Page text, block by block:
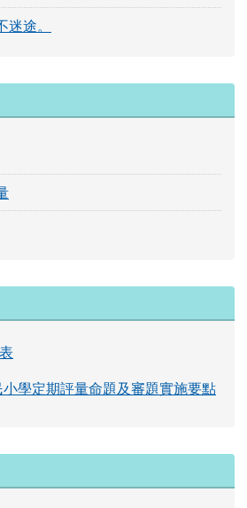
途。
學定期評量命題及審題實施要點